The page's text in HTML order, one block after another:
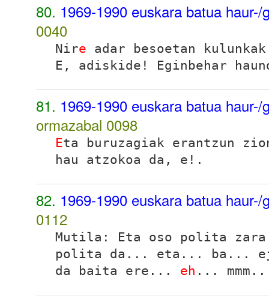
80. 1969-1990 euskara batua
0040
Nire adar besoetan
E, adiskide! Eginbehar
81. 1969-1990 euskara batua
ormazabal 0098
Eta buruzagiak erantzun
hau atzokoa da, e!.
82. 1969-1990 euskara batua
0112
Mutila : Eta oso polita
polita da... eta... ba...
da baita ere... eh ...